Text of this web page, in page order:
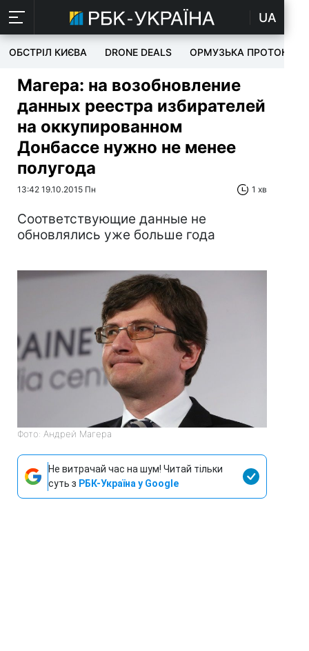
UA
ОБСТРІЛ КИЄВА DRONE DEALS ОРМУЗЬКА ПРОТОКА
Магера: на возобновление
данных реестра избирателей
на оккупированном
Донбассе нужно не менее
полугода
13:42 19.10.2015 Пн 1 хв
Соответствующие данные не
обновлялись уже больше года
Фото: Андрей Магера
Не витрачай час на шум! Читай тільки
суть з РБК-Україна у Google